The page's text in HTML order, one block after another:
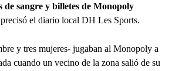
de sangre y billetes de Monopoly
el diario local DH Les Sports.
y tres mujeres- jugaban al Monopoly a
cuando un vecino de la zona salió de su